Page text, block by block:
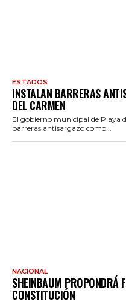
ESTADOS
INSTALAN BARRERAS
DEL CARMEN
El gobierno municipal de Playa
barreras antisargazo como...
NACIONAL
SHEINBAUM PROPONDRÁ
CONSTITUCIÓN